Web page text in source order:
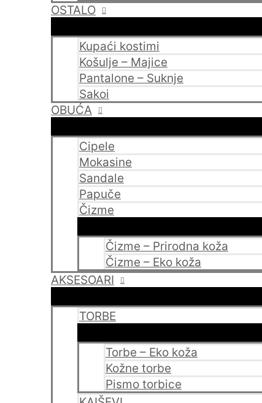
OSTALO
Kupaći kostimi
Košulje – Majice
Pantalone – Suknje
Sakoi
OBUĆA
Cipele
Mokasine
Sandale
Papuče
Čizme
Čizme – Prirodna koža
Čizme – Eko koža
AKSESOARI
TORBE
Torbe – Eko koža
Kožne torbe
Pismo torbice